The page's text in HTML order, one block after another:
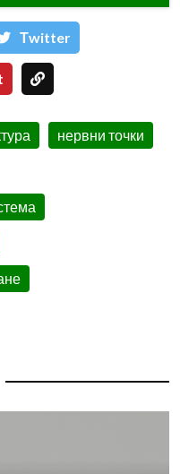
Тwitter
нервни точки